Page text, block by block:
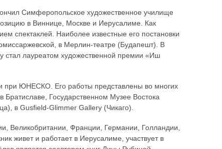
Симферопольское художественное училище
в Виннице, Москве и Иерусалиме. Как
спектаклей. Наиболее известные его постановки
в Мерлин-театре (Будапешт). В
стал лауреатом художественной премии «Иш
при ЮНЕСКО. Его работы представлены во многих
Государственном Музее Востока
в Gusfield-Glimmer Gallery (Чикаго).
Великобритании, Франции, Германии, Голландии,
живет и работает в Иерусалиме, участвует в